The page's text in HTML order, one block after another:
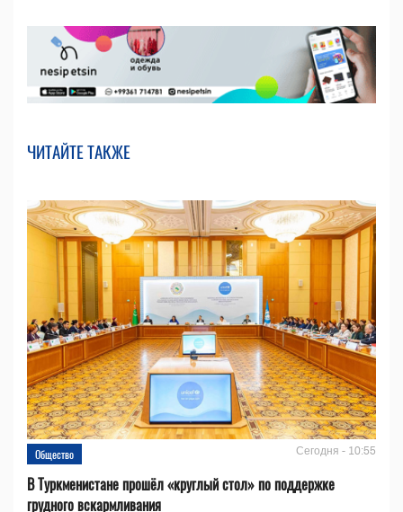
ЧИТАЙТЕ ТАКЖЕ
Общество Сегодня - 10:55
В Туркменистане прошёл «круглый стол» по поддержке
грудного вскармливания